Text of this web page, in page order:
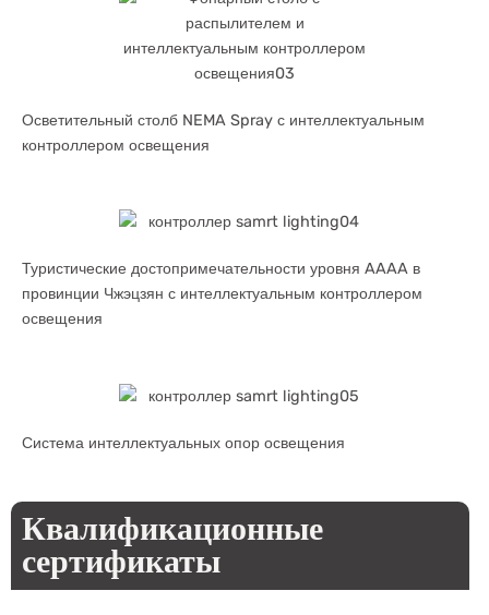
Осветительный столб NEMA Spray с интеллектуальным
контроллером освещения
Туристические достопримечательности уровня AAAA в
провинции Чжэцзян с интеллектуальным контроллером
освещения
Система интеллектуальных опор освещения
Квалификационные
сертификаты